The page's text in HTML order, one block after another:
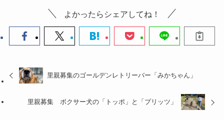
よかったらシェアしてね！
里親募集のゴールデンレトリーバー「みかちゃん」
里親募集 ボクサー犬の「トッポ」と「プリッツ」